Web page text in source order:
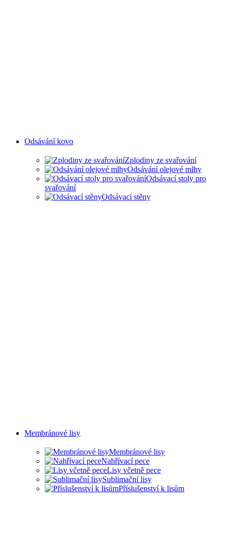
Odsávání kovo
Zplodiny ze svařování
Odsávání olejové mlhy
Odsávací stoly pro
svařování
Odsávací stěny
Membránové lisy
Membránové lisy
Nahřívací pece
Lisy včetně pece
Sublimační lisy
Příslušenství k lisům